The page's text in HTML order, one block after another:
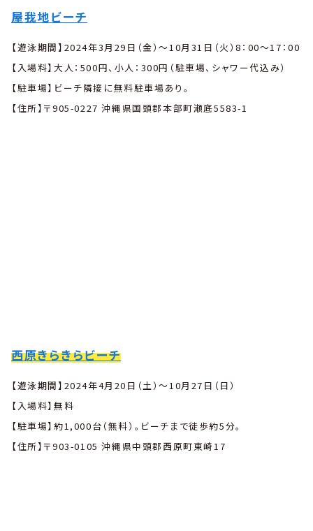
屋我地ビーチ
【遊泳期間】2024年3月29日（金）〜10月31日（火）8：00〜17：00
【入場料】大人：500円、小人：300円（駐車場、シャワー代込み）
【駐車場】ビーチ隣接に無料駐車場あり。
【住所】〒905-0227 沖縄県国頭郡本部町瀬底5583-1
西原きらきらビーチ
【遊泳期間】2024年4月20 日（土）〜10月27日（日）
【入場料】無料
【駐車場】約1,000台（無料）。ビーチまで徒歩約5分。
【住所】〒903-0105 沖縄県中頭郡西原町東崎17